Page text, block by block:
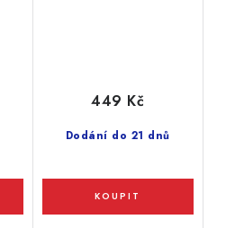
Dodání do 21 dnů
449 Kč